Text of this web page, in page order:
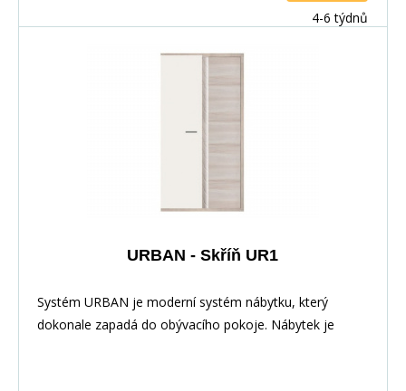
4-6 týdnů
URBAN - Skříň UR1
Systém URBAN je moderní systém nábytku, který
dokonale zapadá do obývacího pokoje. Nábytek je